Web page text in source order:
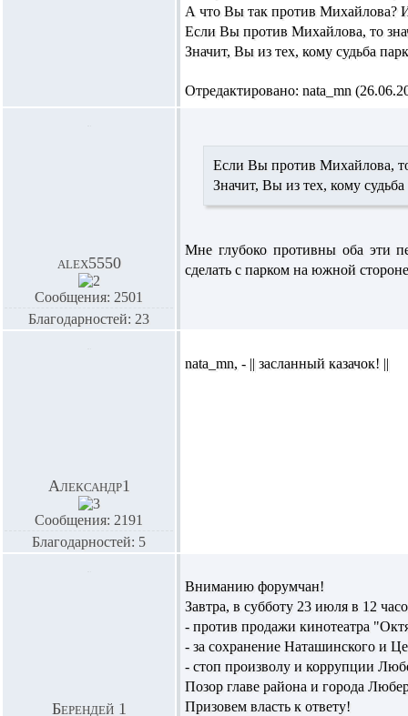
А что Вы так против Михайлова?
Если Вы против Михайлова, то
Значит, Вы из тех, кому судьба
Отредактировано: nata_mn
alex5550
Сообщения: 2501
Благодарностей: 23
Если Вы против Михайлова,
Значит, Вы из тех, кому
Мне глубоко противны оба эти
сделать с парком на южной
Александр1
Сообщения: 2191
Благодарностей: 5
nata_mn, - || засланный казачок! ||
Берендей 1
Вниманию форумчан!
Завтра, в субботу 23 июля в 12
- против продажи кинотеатра
- за сохранение Наташинского и
- стоп произволу и коррупции
Позор главе района и города
Призовем власть к ответу!